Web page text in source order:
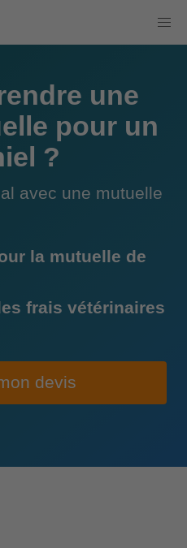
une
pour un
?
avec une mutuelle
la mutuelle de
frais vétérinaires
devis